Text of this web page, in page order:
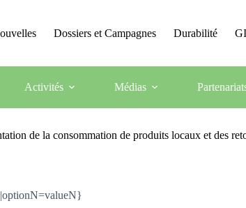
Dossiers et Campagnes Durabilité
Activités Médias
de la consommation de produits locaux et des